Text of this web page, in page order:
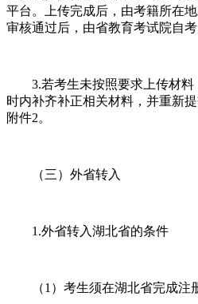
平台。上传完成后，由考籍所在
审核通过后，由省教育考试院自
3.若考生未按照要求上传材料
时内补齐补正相关材料，并重新
附件2。
（三）外省转入
1.外省转入湖北省的条件
（1）考生须在湖北省完成注册